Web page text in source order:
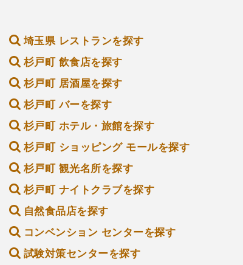
埼玉県 レストランを探す
杉戸町 飲食店を探す
杉戸町 居酒屋を探す
杉戸町 バーを探す
杉戸町 ホテル・旅館を探す
杉戸町 ショッピング モールを探す
杉戸町 観光名所を探す
杉戸町 ナイトクラブを探す
自然食品店を探す
コンベンション センターを探す
試験対策センターを探す